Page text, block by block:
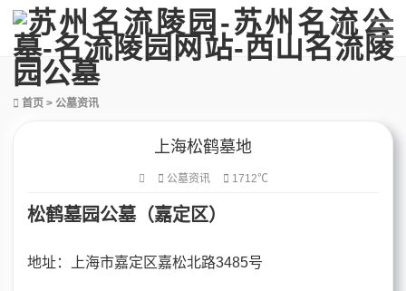
首页 > 公墓资讯
上海松鹤墓地
公墓资讯 1712℃
松鹤墓园公墓（嘉定区）
地址：上海市嘉定区嘉松北路3485号